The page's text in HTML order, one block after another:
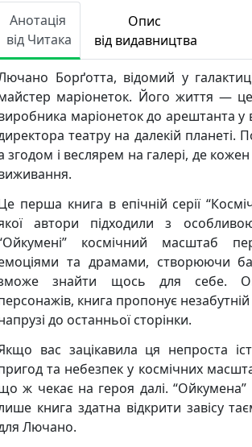
Анотація
від Читака
Опис
від видавництва
Борґотта, відомий у
маріонеток. Його життя —
маріонеток до арештанта у
театру на далекій
згодом і веслярем на галері, де
перша книга в епічній серії
автори підходили з
космічний масштаб
та драмами, створюючи
знайти щось для себе.
книга пропонує
до останньої сторінки.
вас зацікавила ця непроста
та небезпек у космічних
ж чекає на героя далі. “Ойкумена”
книга здатна відкрити завісу
Лючано.